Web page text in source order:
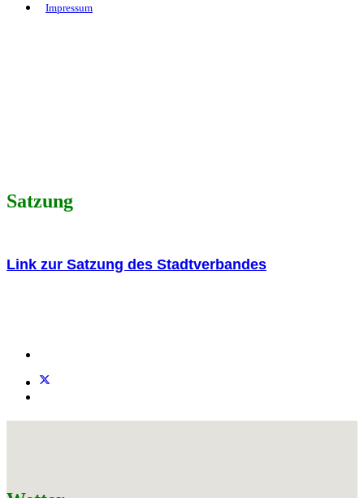
Impressum
Satzung
Link zur Satzung des Stadtverbandes